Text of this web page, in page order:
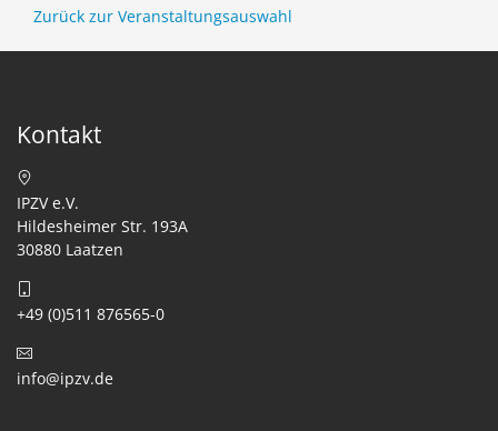
Zurück zur Veranstaltungsauswahl
Kontakt
IPZV e.V.
Hildesheimer Str. 193A
30880 Laatzen
+49 (0)511 876565-0
info@ipzv.de